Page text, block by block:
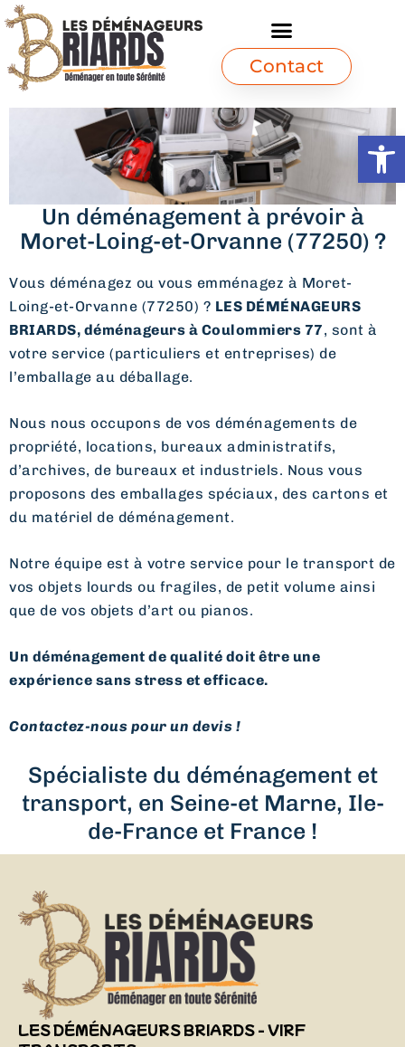
Ouvrir
Contact
Un déménagement à prévoir à
Moret-Loing-et-Orvanne (77250) ?
Vous déménagez ou vous emménagez à Moret-
Loing-et-Orvanne (77250) ? LES DÉMÉNAGEURS
BRIARDS, déménageurs à Coulommiers 77, sont à
votre service (particuliers et entreprises) de
l’emballage au déballage.
Nous nous occupons de vos déménagements de
propriété, locations, bureaux administratifs,
d’archives, de bureaux et industriels. Nous vous
proposons des emballages spéciaux, des cartons et
du matériel de déménagement.
Notre équipe est à votre service pour le transport de
vos objets lourds ou fragiles, de petit volume ainsi
que de vos objets d’art ou pianos.
Un déménagement de qualité doit être une
expérience sans stress et efficace.
Contactez-nous pour un devis !
Spécialiste du déménagement et
transport, en Seine-et Marne, Ile-
de-France et France !
LES DÉMÉNAGEURS BRIARDS - VIRF